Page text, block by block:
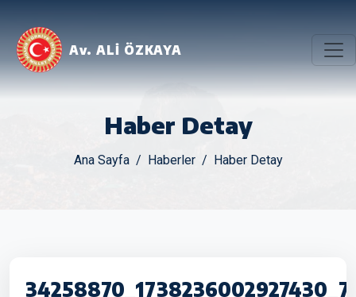
Av. ALİ ÖZKAYA
Haber Detay
Ana Sayfa Haberler Haber Detay